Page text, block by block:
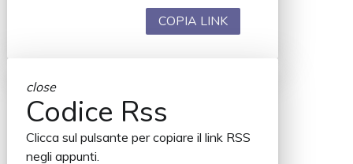
COPIA LINK
close
Codice Rss
Clicca sul pulsante per copiare il link RSS
negli appunti.